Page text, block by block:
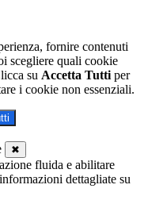
fornire contenuti
scegliere quali cookie
su Accetta Tutti per
i cookie non essenziali.
✖
fluida e abilitare
dettagliate su